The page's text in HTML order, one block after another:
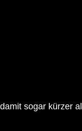
sogar kürzer